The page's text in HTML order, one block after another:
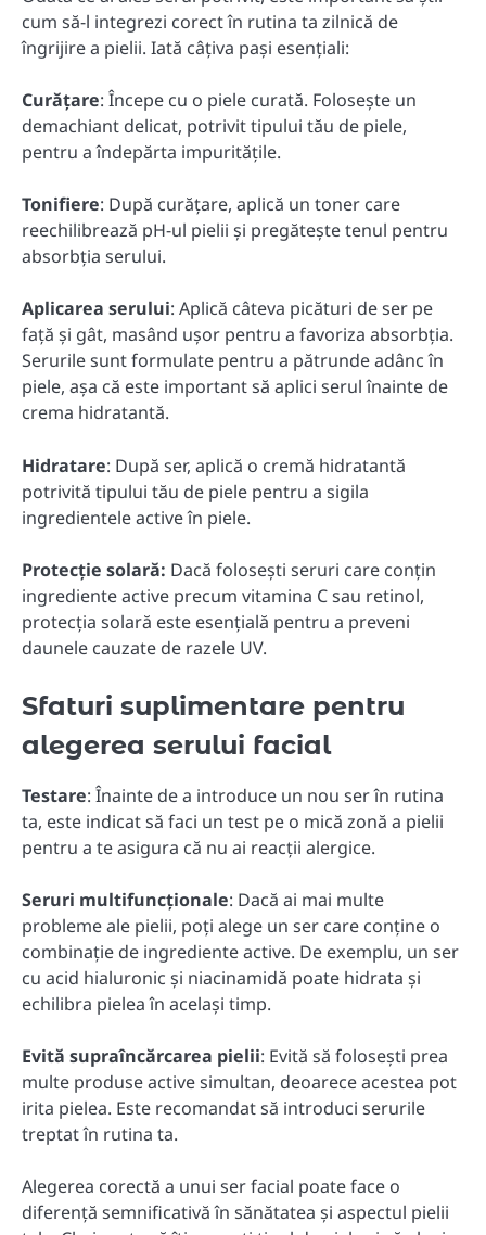
cum să-l integrezi corect în rutina ta zilnică de
îngrijire a pielii. Iată câțiva pași esențiali:
Curățare: Începe cu o piele curată. Folosește un
demachiant delicat, potrivit tipului tău de piele,
pentru a îndepărta impuritățile.
Tonifiere: După curățare, aplică un toner care
reechilibrează pH-ul pielii și pregătește tenul pentru
absorbția serului.
Aplicarea serului: Aplică câteva picături de ser pe
față și gât, masând ușor pentru a favoriza absorbția.
Serurile sunt formulate pentru a pătrunde adânc în
piele, așa că este important să aplici serul înainte de
crema hidratantă.
Hidratare: După ser, aplică o cremă hidratantă
potrivită tipului tău de piele pentru a sigila
ingredientele active în piele.
Protecție solară: Dacă folosești seruri care conțin
ingrediente active precum vitamina C sau retinol,
protecția solară este esențială pentru a preveni
daunele cauzate de razele UV.
Sfaturi suplimentare pentru
alegerea serului facial
Testare: Înainte de a introduce un nou ser în rutina
ta, este indicat să faci un test pe o mică zonă a pielii
pentru a te asigura că nu ai reacții alergice.
Seruri multifuncționale: Dacă ai mai multe
probleme ale pielii, poți alege un ser care conține o
combinație de ingrediente active. De exemplu, un ser
cu acid hialuronic și niacinamidă poate hidrata și
echilibra pielea în același timp.
Evită supraîncărcarea pielii: Evită să folosești prea
multe produse active simultan, deoarece acestea pot
irita pielea. Este recomandat să introduci serurile
treptat în rutina ta.
Alegerea corectă a unui ser facial poate face o
diferență semnificativă în sănătatea și aspectul pielii